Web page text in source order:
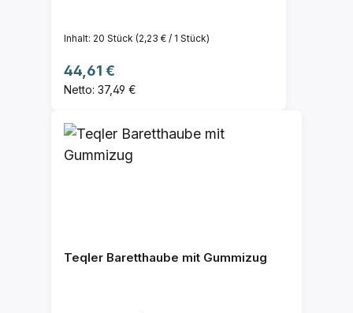
Inhalt: 20 Stück (2,23 € / 1 Stück)
Regulärer Preis:
44,61 €
Netto: 37,49 €
Teqler Baretthaube mit Gummizug